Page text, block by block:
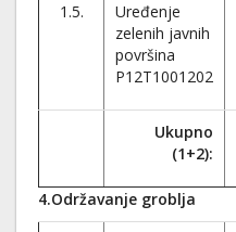
1.5.
Uređenje
zelenih javnih
površina
P12T1001202
Ukupno
(1+2):
4.Održavanje groblja